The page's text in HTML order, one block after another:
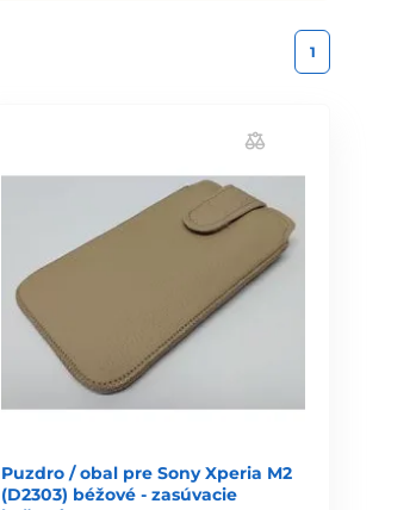
1
Puzdro / obal pre Sony Xperia M2
(D2303) béžové - zasúvacie